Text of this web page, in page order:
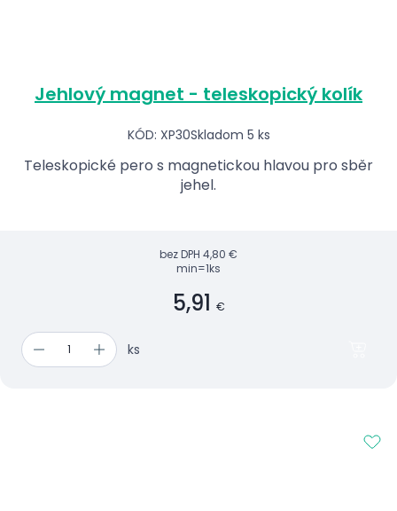
Jehlový magnet - teleskopický kolík
KÓD: XP30Skladom 5 ks
Teleskopické pero s magnetickou hlavou pro sběr
jehel.
bez DPH 4,80 €
min=1ks
5,91 €
ks